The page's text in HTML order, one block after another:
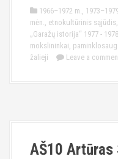
1966–1972 m.,
mėn., etnokultūrinis sąjūdis,
„Garažų istorija“ 1977 - 1978
mokslininkai,
žalieji
Leave a
AŠ10 Artūras